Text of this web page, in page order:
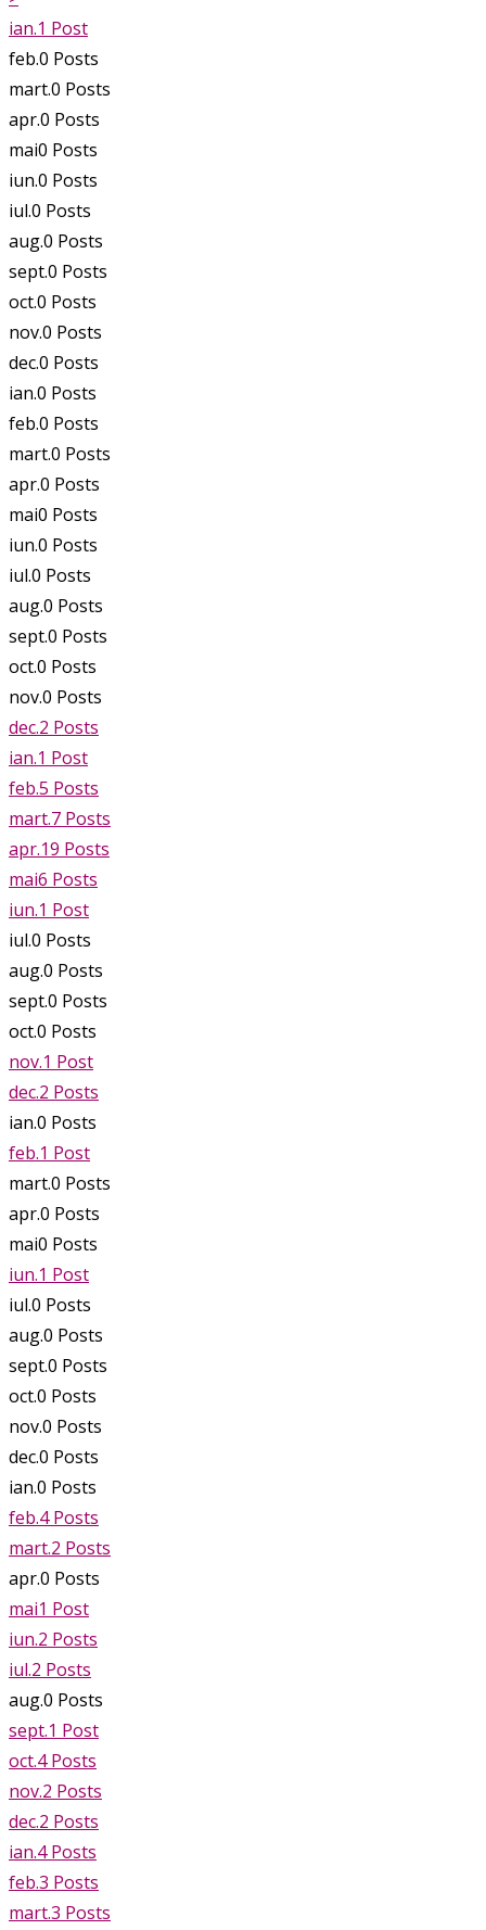
ian.1 Post
feb.0 Posts
mart.0 Posts
apr.0 Posts
mai0 Posts
iun.0 Posts
iul.0 Posts
aug.0 Posts
sept.0 Posts
oct.0 Posts
nov.0 Posts
dec.0 Posts
ian.0 Posts
feb.0 Posts
mart.0 Posts
apr.0 Posts
mai0 Posts
iun.0 Posts
iul.0 Posts
aug.0 Posts
sept.0 Posts
oct.0 Posts
nov.0 Posts
dec.2 Posts
ian.1 Post
feb.5 Posts
mart.7 Posts
apr.19 Posts
mai6 Posts
iun.1 Post
iul.0 Posts
aug.0 Posts
sept.0 Posts
oct.0 Posts
nov.1 Post
dec.2 Posts
ian.0 Posts
feb.1 Post
mart.0 Posts
apr.0 Posts
mai0 Posts
iun.1 Post
iul.0 Posts
aug.0 Posts
sept.0 Posts
oct.0 Posts
nov.0 Posts
dec.0 Posts
ian.0 Posts
feb.4 Posts
mart.2 Posts
apr.0 Posts
mai1 Post
iun.2 Posts
iul.2 Posts
aug.0 Posts
sept.1 Post
oct.4 Posts
nov.2 Posts
dec.2 Posts
ian.4 Posts
feb.3 Posts
mart.3 Posts